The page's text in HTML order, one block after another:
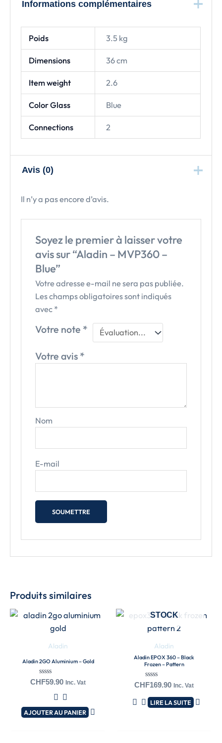
Informations complémentaires
Poids 3.5 kg
Dimensions 36 cm
Item weight 2.6
Color Glass Blue
Connections 2
Avis (0)
Il n’y a pas encore d’avis.
Soyez le premier à laisser votre
avis sur “Aladin – MVP360 –
Blue”
Votre adresse e-mail ne sera pas publiée.
Les champs obligatoires sont indiqués
avec *
Votre note *
Votre avis *
Nom
E-mail
Produits similaires
Aladin
Aladin 2GO Aluminium – Gold
Note
CHF59.90 Inc. Vat
AJOUTER AU PANIER
STOCK
Aladin
Aladin EPOX 360 – Black
Frozen – Pattern
Note
sur
5
CHF169.90 Inc. Vat
LIRE LA SUITE